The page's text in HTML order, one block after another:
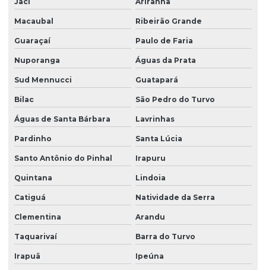
Macaubal Ribeirão Grande
Guaraçaí Paulo de Faria
Nuporanga Águas da Prata
Sud Mennucci Guatapará
Bilac São Pedro do Turvo
Águas de Santa Bárbara Lavrinhas
Pardinho Santa Lúcia
Santo Antônio do Pinhal Irapuru
Quintana Lindoia
Catiguá Natividade da Serra
Clementina Arandu
Taquarivaí Barra do Turvo
Irapuã Ipeúna